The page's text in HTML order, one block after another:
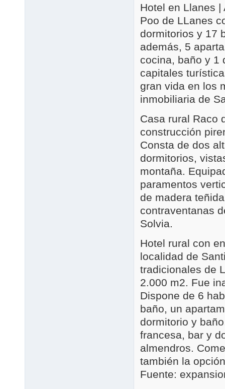
Hotel en Llanes
Poo de LLanes
dormitorios y 17
además, 5
cocina, baño y 1
capitales
gran vida en los
inmobiliaria de
Casa rural Raco
construcción
Consta de dos
dormitorios,
montaña.
paramentos
de madera
contraventanas
Solvia.
Hotel rural con
localidad de
tradicionales de
2.000 m2. Fue
Dispone de 6
baño, un
dormitorio y
francesa, bar y
almendros.
también la
Fuente: